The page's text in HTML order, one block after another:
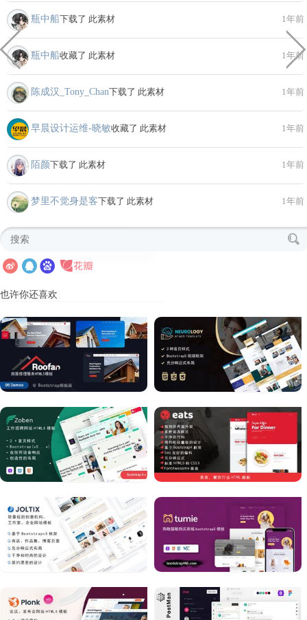
瓶中船下载了 此素材 1年前
瓶中船收藏了 此素材 1年前
陈成汉_Tony_Chan下载了 此素材 1年前
早晨设计运维-晓敏收藏了 此素材 1年前
陌颜下载了 此素材 1年前
梦里不觉身是客下载了 此素材 1年前
也许你还喜欢